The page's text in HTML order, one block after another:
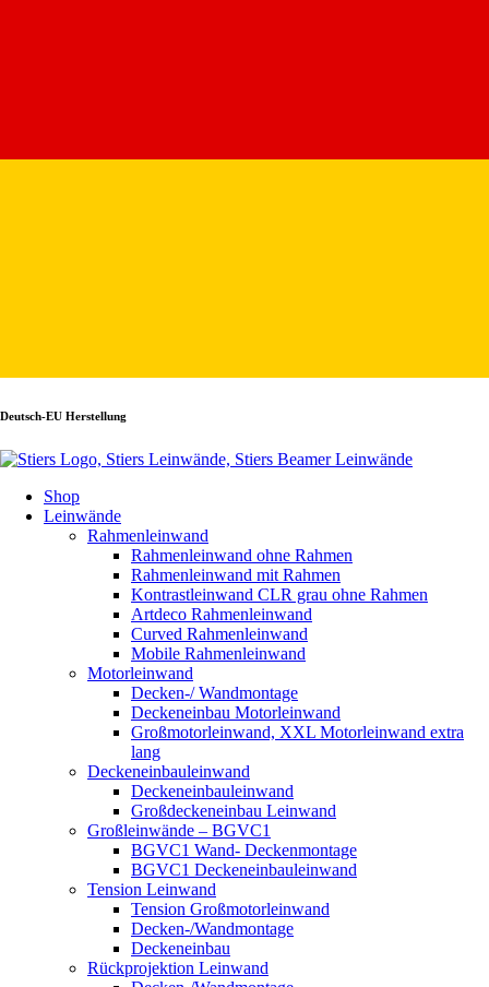
Deutsch-EU Herstellung
Shop
Leinwände
Rahmenleinwand
Rahmenleinwand ohne Rahmen
Rahmenleinwand mit Rahmen
Kontrastleinwand CLR grau ohne Rahmen
Artdeco Rahmenleinwand
Curved Rahmenleinwand
Mobile Rahmenleinwand
Motorleinwand
Decken-/ Wandmontage
Deckeneinbau Motorleinwand
Großmotorleinwand, XXL Motorleinwand extra
lang
Deckeneinbauleinwand
Deckeneinbauleinwand
Großdeckeneinbau Leinwand
Großleinwände – BGVC1
BGVC1 Wand- Deckenmontage
BGVC1 Deckeneinbauleinwand
Tension Leinwand
Tension Großmotorleinwand
Decken-/Wandmontage
Deckeneinbau
Rückprojektion Leinwand